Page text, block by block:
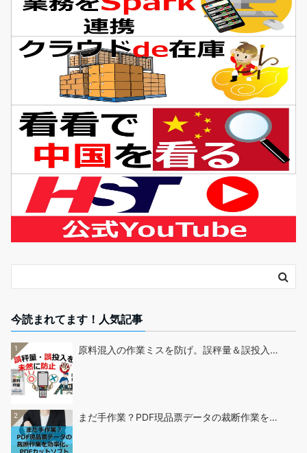
今読まれてます！人気記事
1 原料混入の作業ミスを防げ。誤秤量＆誤投入…
2 まだ手作業？PDF現品票データの裁断作業を…